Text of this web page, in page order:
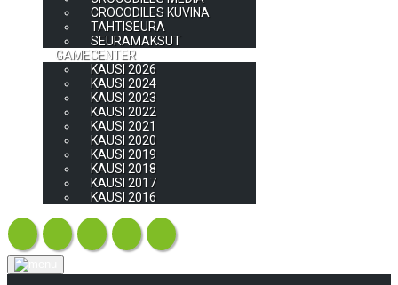
CROCODILES KUVINA
TÄHTISEURA
SEURAMAKSUT
GAMECENTER
KAUSI 2026
KAUSI 2024
KAUSI 2023
KAUSI 2022
KAUSI 2021
KAUSI 2020
KAUSI 2019
KAUSI 2018
KAUSI 2017
KAUSI 2016